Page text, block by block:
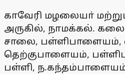
காவேரி மழலையா்
அருகில், நாமக்கல்.
சாலை,
தெற்குபாளையம்,
பள்ளி,